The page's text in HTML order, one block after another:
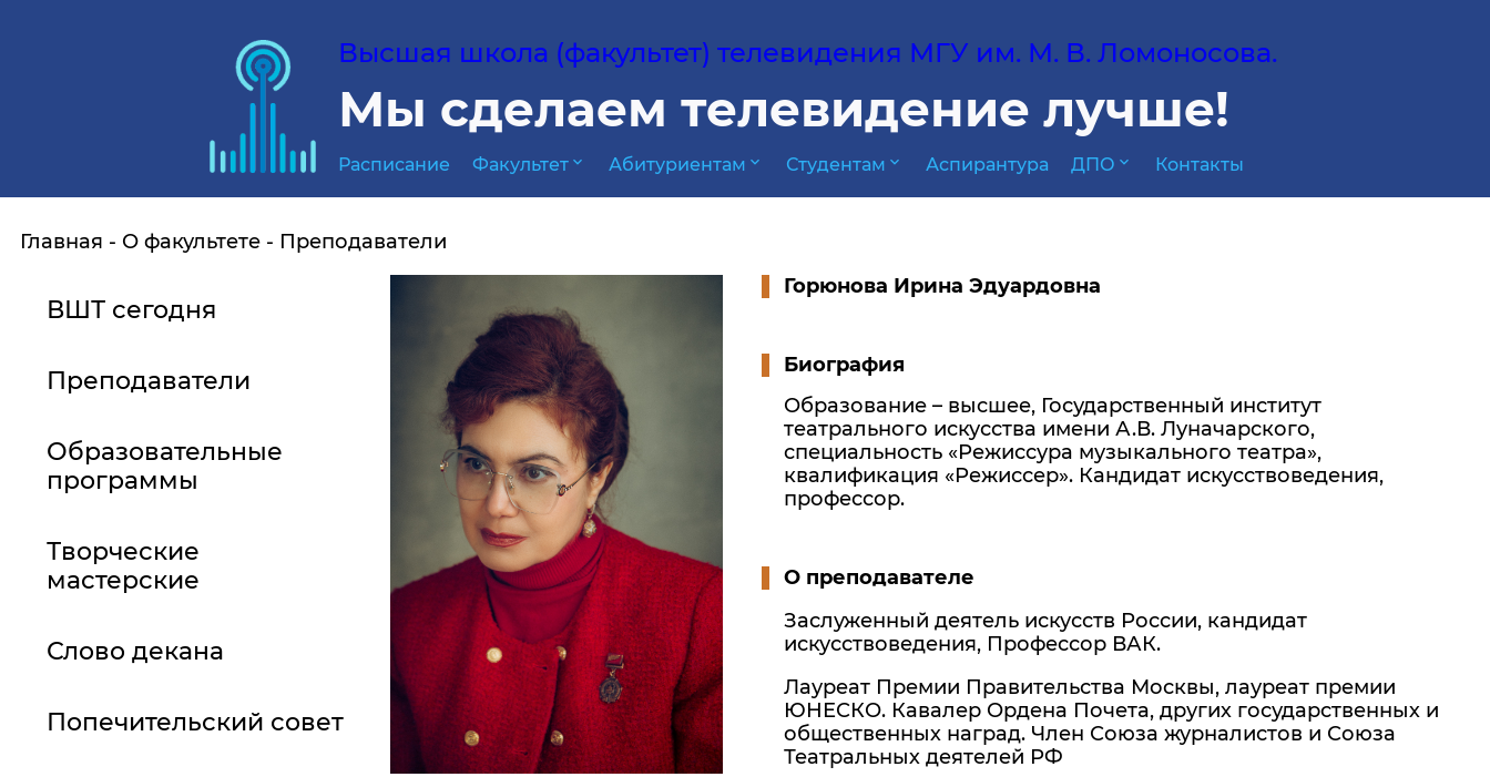
Высшая школа (факультет) телевидения МГУ им. М. В. Ломоносова.
Мы сделаем телевидение лучше!
Расписание Факультет expand_more Абитуриентам expand_more Студентам expand_more Аспирантура ДПО expand_more Контакты
Главная О факультете Преподаватели
ВШТ сегодня
Преподаватели
Образовательные
программы
Творческие
мастерские
Слово декана
Попечительский совет
Горюнова Ирина Эдуардовна
Биография
Образование – высшее, Государственный институт
театрального искусства имени А.В. Луначарского,
специальность «Режиссура музыкального театра»,
квалификация «Режиссер». Кандидат искусствоведения,
профессор.
О преподавателе
Заслуженный деятель искусств России, кандидат
искусствоведения, Профессор ВАК.
Лауреат Премии Правительства Москвы, лауреат премии
ЮНЕСКО. Кавалер Ордена Почета, других государственных и
общественных наград. Член Союза журналистов и Союза
Театральных деятелей РФ